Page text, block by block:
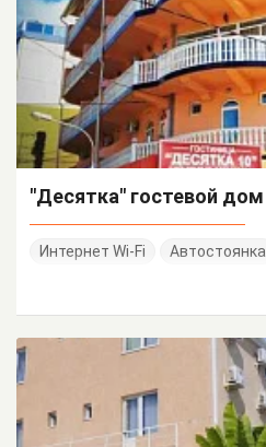
"Десятка" гостевой дом
Интернет Wi-Fi Автостоянка